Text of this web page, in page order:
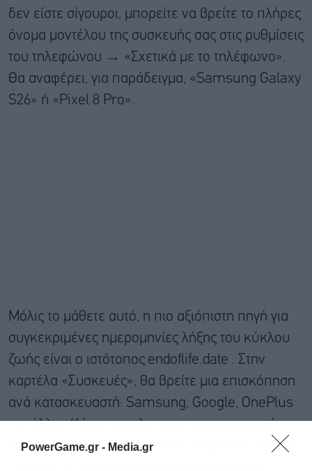
PowerGame.gr - Media.gr
δεν είστε σίγουροι, μπορείτε να βρείτε το πλήρες
όνομα μοντέλου της συσκευής σας στις ρυθμίσεις
του τηλεφώνου → «Σχετικά με το τηλέφωνο».
Θα αναφέρει, για παράδειγμα, «Samsung Galaxy
S26» ή «Pixel 8 Pro».
Μόλις το μάθετε αυτό, η πιο αξιόπιστη πηγή για
συγκεκριμένες ημερομηνίες λήξης του κύκλου
ζωής είναι ο ιστότοπος endoflife.date . Στην
καρτέλα «Συσκευές», θα βρείτε μια επισκόπηση
ανά κατασκευαστή: Samsung, Google, OnePlus
και άλλοι. Κάνοντας κλικ στον κατασκευαστή,
εμφανίζεται ένας πίνακας που παραθέτει όλα τα